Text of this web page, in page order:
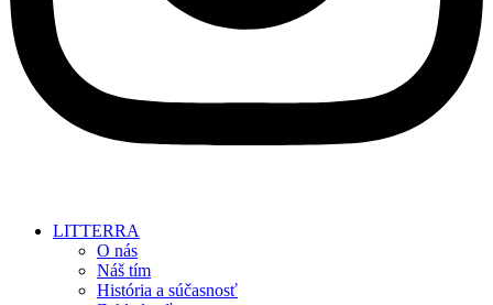
LITTERRA
O nás
Náš tím
História a súčasnosť